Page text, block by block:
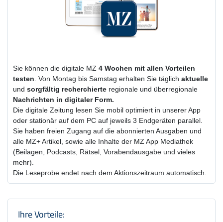
Sie können die digitale MZ 4 Wochen mit allen Vorteilen
testen. Von Montag bis Samstag erhalten Sie täglich aktuelle
und sorgfältig recherchierte regionale und überregionale
Nachrichten in digitaler Form.
Die digitale Zeitung lesen Sie mobil optimiert in unserer App
oder stationär auf dem PC auf jeweils 3 Endgeräten parallel.
Sie haben freien Zugang auf die abonnierten Ausgaben und
alle MZ+ Artikel, sowie alle Inhalte der MZ App Mediathek
(Beilagen, Podcasts, Rätsel, Vorabendausgabe und vieles
mehr).
Die Leseprobe endet nach dem Aktionszeitraum automatisch.
Produktzusammenfassung und
Ihre Vorteile: